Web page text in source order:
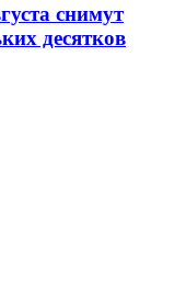
снимут
десятков